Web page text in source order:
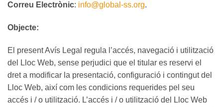
Correu Electrònic: info@global-ss.org.
Objecte:
El present Avís Legal regula l’accés, navegació i utilització
del Lloc Web, sense perjudici que el titular es reservi el
dret a modificar la presentació, configuració i contingut del
Lloc Web, així com les condicions requerides pel seu
accés i / o utilització. L’accés i / o utilització del Lloc Web